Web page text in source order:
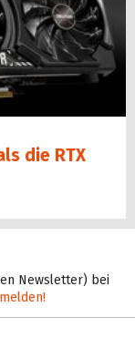
die RTX
Newsletter) bei